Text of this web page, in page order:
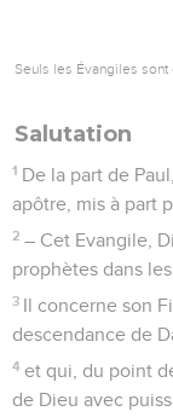
Seuls les Évangiles
Salutation
1 De la part de
apôtre, mis à part
2 – Cet Evangile,
prophètes dans
3 Il concerne son
descendance de
4 et qui, du point
de Dieu avec